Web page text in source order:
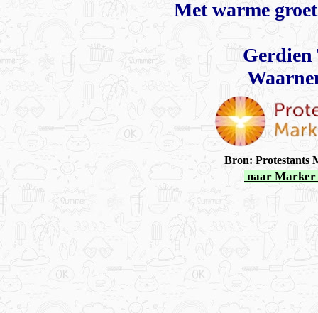
Met warme
Gerdien
Bron: Protestants
naar Marker